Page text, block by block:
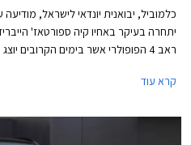
כלמוביל, יבואנית יונדאי לישראל,
יתחרה בעיקר באחיו קיה ספורטאז'
ראב 4 הפופולרי אשר בימים הקרובים
ההיברידית תשווק בארבע רמות אבזור במחיר
קרא עוד